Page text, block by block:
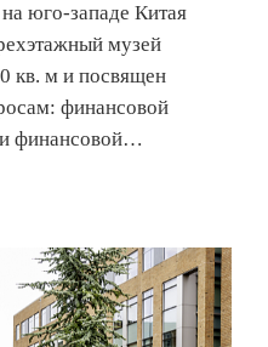
юго-западе Китая
музей
кв. м и посвящен
финансовой
и финансовой…